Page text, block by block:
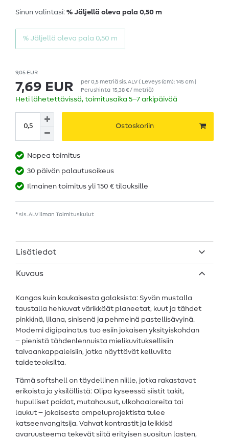
Sinun valintasi: % Jäljellä oleva pala 0,50 m
% Jäljellä oleva pala 0,50 m
9,05 EUR
7,69 EUR per0,5 metriäsis. ALV( Leveys (cm): 145 cm |
Perushinta 15,38 € / metriä)
Heti lähetettävissä, toimitusaika 5–7 arkipäivää
Ostoskoriin
Nopea toimitus
30 päivän palautusoikeus
Ilmainen toimitus yli 150 € tilauksille
* sis. ALV ilman Toimituskulut
Lisätiedot
Kuvaus
Kangas kuin kaukaisesta galaksista: Syvän mustalla
taustalla hehkuvat värikkäät planeetat, kuut ja tähdet
pinkkinä, lilana, sinisenä ja pehmeinä pastellisävyinä.
Moderni digipainatus tuo esiin jokaisen yksityiskohdan
– pienistä tähdenlennuista mielikuvituksellisiin
taivaankappaleisiin, jotka näyttävät kelluvilta
taideteoksilta.
Tämä softshell on täydellinen niille, jotka rakastavat
erikoista ja yksilöllistä: Olipa kyseessä siistit takit,
hupulliset paidat, mutahousut, ulkohaalareita tai
laukut – jokaisesta ompeluprojektista tulee
katseenvangitsija. Vahvat kontrastit ja leikkisä
avaruusteema tekevät siitä erityisen suositun lasten,